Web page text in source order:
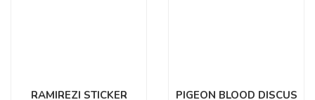
RAMIREZI STICKER
PIGEON BLOOD DISCUS